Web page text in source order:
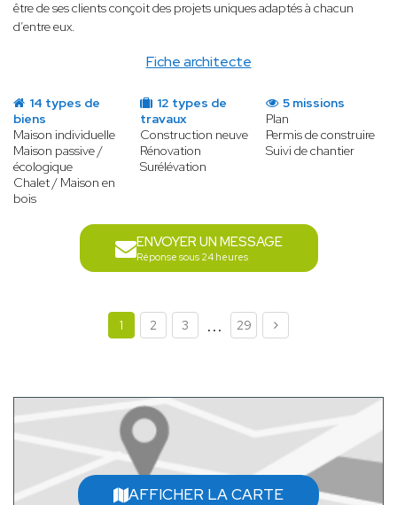
Fiche architecte
être de ses clients conçoit des projets uniques adaptés à chacun
d’entre eux.
14 types de
biens
Maison individuelle
Maison passive /
écologique
Chalet / Maison en
bois
12 types de
travaux
Construction neuve
Rénovation
Surélévation
5 missions
Plan
Permis de construire
Suivi de chantier
ENVOYER UN MESSAGE
Réponse sous 24 heures
1 2 3 ... 29
AFFICHER LA CARTE